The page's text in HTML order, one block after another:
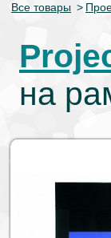
Все товары >
на